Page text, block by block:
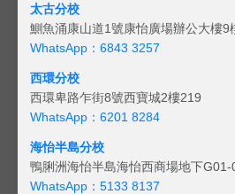
太古分校
鰂魚涌康山道1號康怡廣場辦公大樓9
WhatsApp：6843 3257
西環分校
西環卑路乍街8號西寶城2樓219
WhatsApp：6201 8284
海怡半島分校
鴨脷洲海怡半島海怡西商場地下G01-
WhatsApp：5133 8137